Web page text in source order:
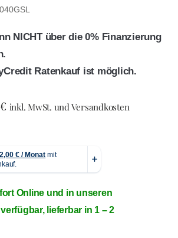
NICHT über die 0% Finanzierung
Ratenkauf ist möglich.
€ inkl. MwSt. und Versandkosten
Online und in unseren
lieferbar in 1 – 2